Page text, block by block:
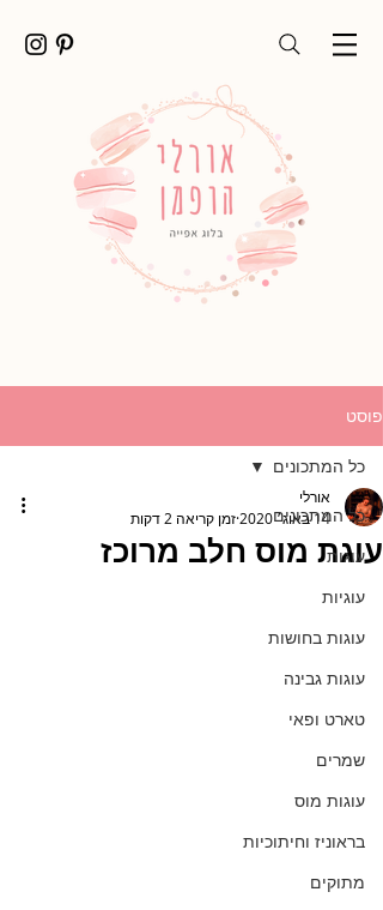
פוסט
כל המתכונים
עוגות
עוגיות
עוגות בחושות
עוגות גבינה
טארט ופאי
שמרים
עוגות מוס
בראוניז וחיתוכיות
מתוקים
כל המתכונים
עוגת מוס חלב מרוכז
אורלי
14 באוג׳ 2020
זמן קריאה 2 דקות